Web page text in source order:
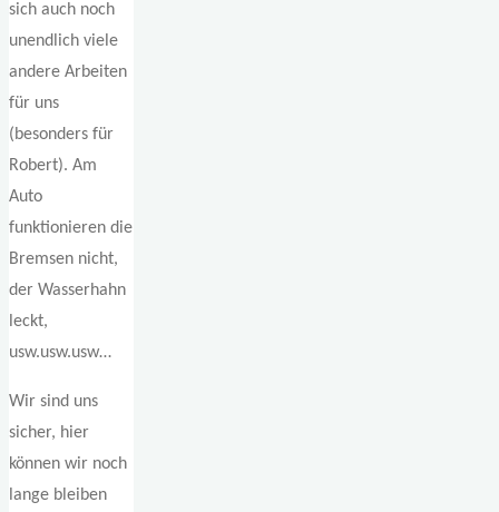
sich auch noch
unendlich viele
andere Arbeiten
für uns
(besonders für
Robert). Am
Auto
funktionieren die
Bremsen nicht,
der Wasserhahn
leckt,
usw.usw.usw…
Wir sind uns
sicher, hier
können wir noch
lange bleiben